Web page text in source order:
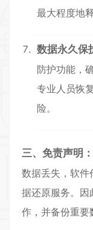
最大程度地
数据永久保
防护功能，
专业人员恢
险。
三、免责声明：
数据丢失，软件
据还原服务。因
作，并备份重要